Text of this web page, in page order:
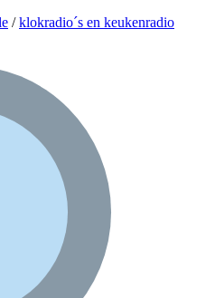
/klokradio´s en keukenradio